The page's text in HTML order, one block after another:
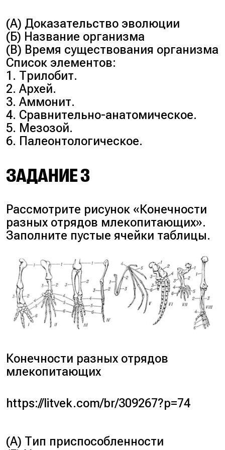
(А) Доказательство эволюции
(Б) Название организма
(В) Время существования организма
Список элементов:
1. Трилобит.
2. Архей.
3. Аммонит.
4. Сравнительно-анатомическое.
5. Мезозой.
6. Палеонтологическое.
ЗАДАНИЕ 3
Рассмотрите рисунок «Конечности
разных отрядов млекопитающих».
Заполните пустые ячейки таблицы.
Конечности разных отрядов
млекопитающих
https://litvek.com/br/309267?p=74
(А) Тип приспособленности